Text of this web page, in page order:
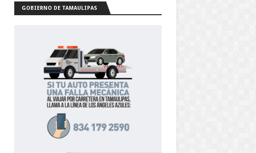
GOBIERNO DE TAMAULIPAS